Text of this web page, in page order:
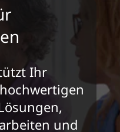
Ihr
und